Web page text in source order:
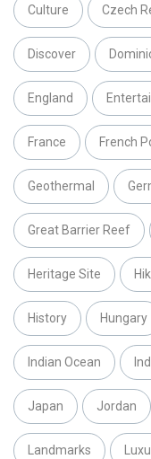
Culture Czech
Discover
England
France French
Geothermal
Great Barrier Reef
Heritage Site
History Hungary
Indian Ocean
Japan Jordan
Landmarks